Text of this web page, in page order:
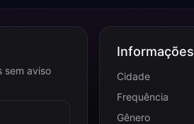
sem aviso
Informações
Cidade
Frequência
Gênero